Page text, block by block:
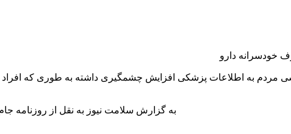
خودسرانه دارو
مردم به اطلاعات پزشکی افزایش چشمگیری داشته به طوری که افراد
به گزارش سلامت نیوز به نقل از روزنامه